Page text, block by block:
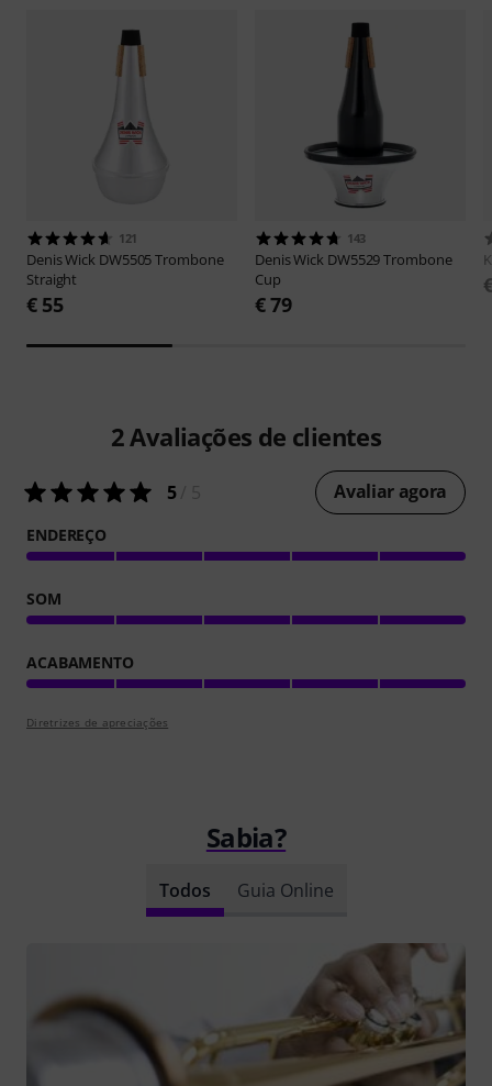
121
Denis Wick DW5505 Trombone
Straight
€ 55
143
Denis Wick DW5529 Trombone
Cup
€ 79
2Avaliações de clientes
5/ 5 Avaliar agora
ENDEREÇO
SOM
ACABAMENTO
Diretrizes de apreciações
Sabia?
Todos Guia Online